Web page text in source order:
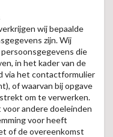
wij bepaalde
zijn. Wij
die
in het kader van de
via het contactformulier
of waarvan bij opgave
om te verwerken.
andere doeleinden
voor heeft
of de overeenkomst